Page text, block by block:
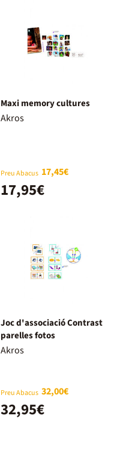
Maxi memory cultures
Akros
Preu Abacus 17,45€
17,95€
Joc d'associació Contrast
parelles fotos
Akros
Preu Abacus 32,00€
32,95€